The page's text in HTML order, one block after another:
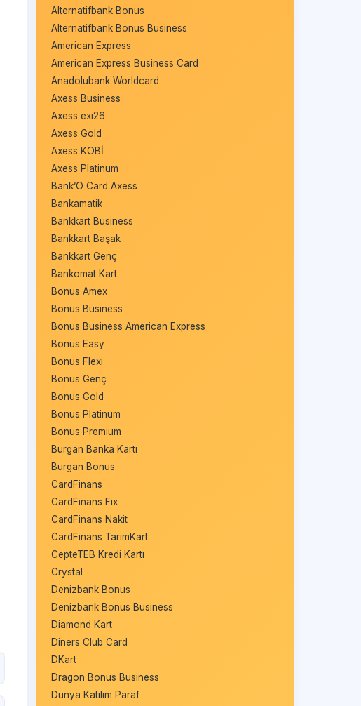
Alternatifbank Bonus
Alternatifbank Bonus Business
American Express
American Express Business Card
Anadolubank Worldcard
Axess Business
Axess exi26
Axess Gold
Axess KOBİ
Axess Platinum
Bank’O Card Axess
Bankamatik
Bankkart Business
Bankkart Başak
Bankkart Genç
Bankomat Kart
Bonus Amex
Bonus Business
Bonus Business American Express
Bonus Easy
Bonus Flexi
Bonus Genç
Bonus Gold
Bonus Platinum
Bonus Premium
Burgan Banka Kartı
Burgan Bonus
CardFinans
CardFinans Fix
CardFinans Nakit
CardFinans TarımKart
CepteTEB Kredi Kartı
Crystal
Denizbank Bonus
Denizbank Bonus Business
Diamond Kart
Diners Club Card
DKart
Dragon Bonus Business
Dünya Katılım Paraf